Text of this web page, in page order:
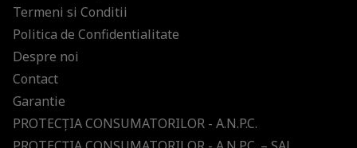
Termeni si Conditii
Politica de Confidentialitate
Despre noi
Contact
Garantie
PROTECŢIA CONSUMATORILOR - A.N.P.C.